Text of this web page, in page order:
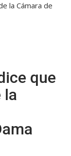
la Cámara de
que
la